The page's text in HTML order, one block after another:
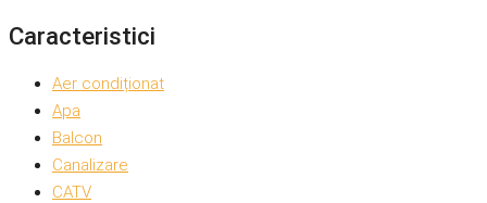
Caracteristici
Aer condiționat
Apa
Balcon
Canalizare
CATV